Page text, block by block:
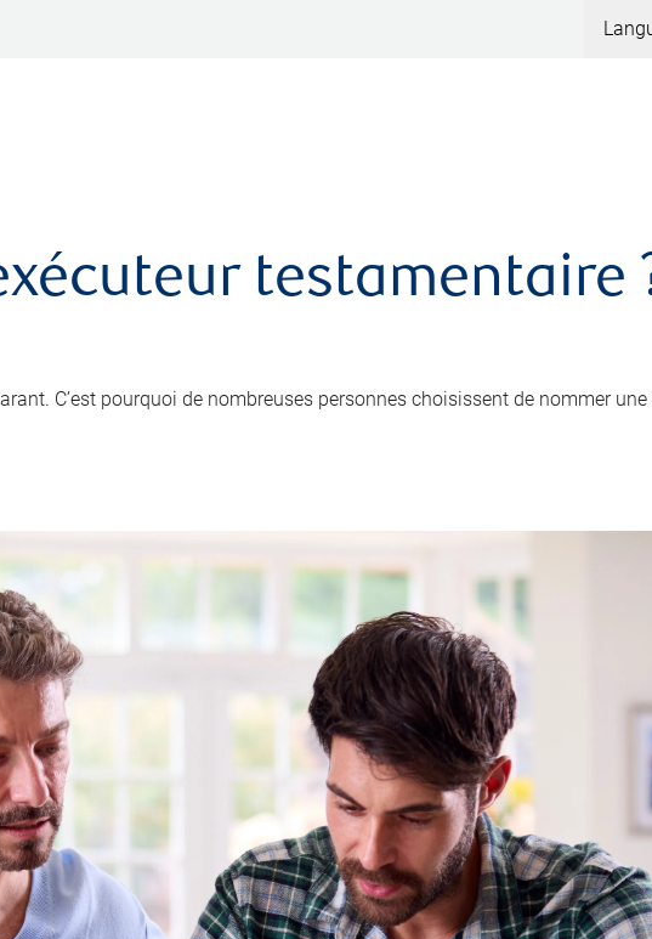
testamentaire
C’est pourquoi de nombreuses personnes choisissent de nommer